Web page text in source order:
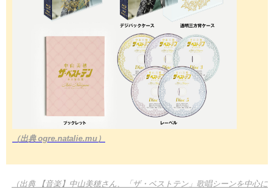
（出典 ogre.natalie.mu）
（出典 【音楽】中山美穂さん、「ザ・ベストテン」歌唱シーンを中心に